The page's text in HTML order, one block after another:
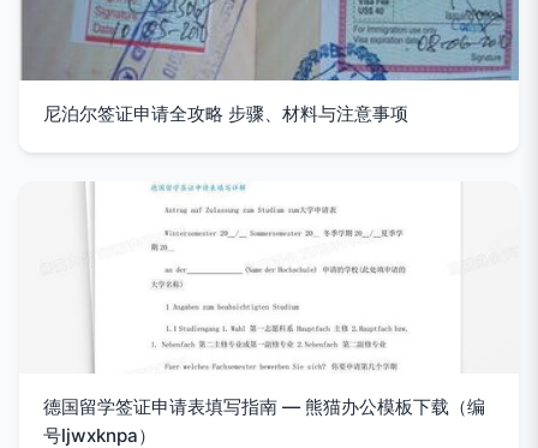
尼泊尔签证申请全攻略 步骤、材料与注意事项
德国留学签证申请表填写指南 — 熊猫办公模板下载（编
号ljwxknpa）